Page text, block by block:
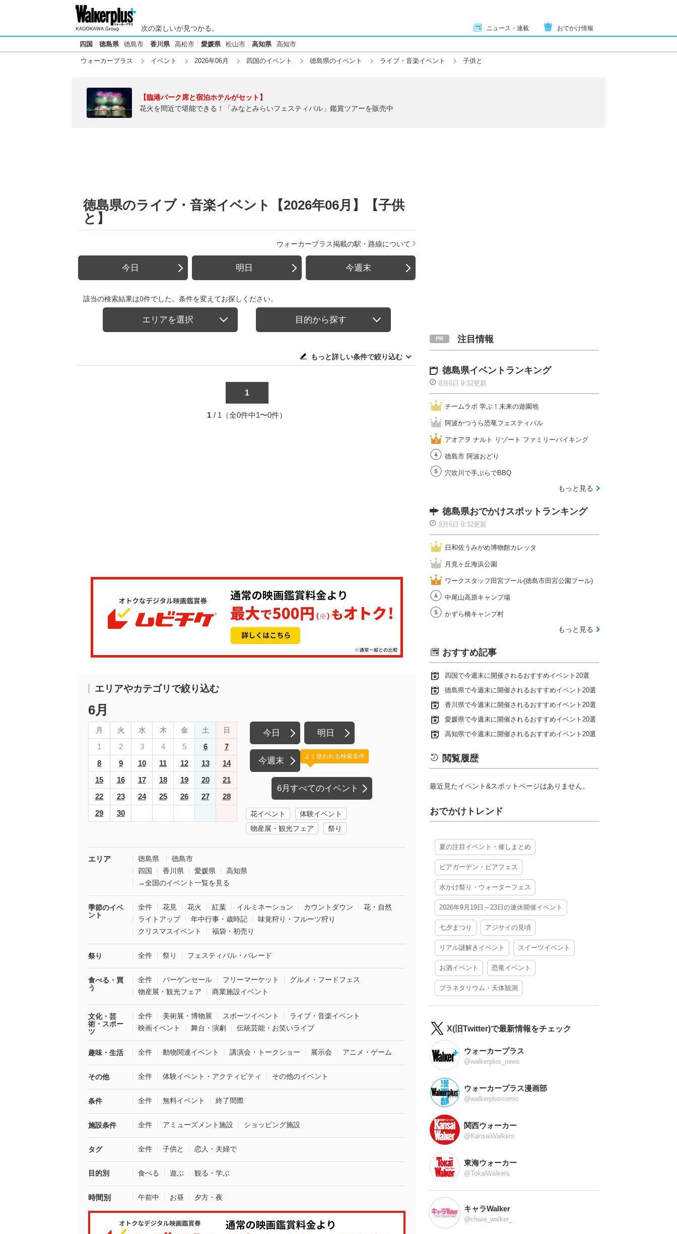
次の楽しいが見つかる。 ニュース・連載 おでかけ情報
四国 徳島県 徳島市 香川県 高松市 愛媛県 松山市 高知県 高知市
ウォーカープラス イベント 2026年06月 四国のイベント 徳島県のイベント ライブ・音楽イベント 子供と
【臨港パーク席と宿泊ホテルがセット】
花火を間近で堪能できる！「みなとみらいフェスティバル」鑑賞ツアーを販売中
徳島県のライブ・音楽イベント【2026年06月】【子供
と】
ウォーカープラス掲載の駅・路線について
今日 明日 今週末
該当の検索結果は0件でした。条件を変えてお探しください。
エリアを選択 目的から探す
もっと詳しい条件で絞り込む
1
1 / 1（全0件中1〜0件）
エリアやカテゴリで絞り込む
6月
月 火 水 木 金 土 日
1 2 3 4 5 6
7
8
9 10 11 12 13
14
15
16 17 18 19 20
21
22
23 24 25 26 27
28
29
30
今日 明日
今週末
6月すべてのイベント
よく使われる検索条件
花イベント
体験イベント
物産展・観光フェア
祭り
エリア 徳島県
徳島市
四国
香川県 愛媛県
高知県
→全国のイベント一覧を見る
季節のイベ
ント
全件 花見 花火 紅葉 イルミネーション カウントダウン
花・自然
ライトアップ
年中行事・歳時記
味覚狩り・フルーツ狩り
クリスマスイベント
福袋・初売り
祭り 全件 祭り フェスティバル・パレード
食べる・買
う
全件 バーゲンセール フリーマーケット
グルメ・フードフェス
物産展・観光フェア
商業施設イベント
文化・芸
術・スポー
ツ
全件 美術展・博物展 スポーツイベント
ライブ・音楽イベント
映画イベント
舞台・演劇 伝統芸能・お笑いライブ
趣味・生活 全件 動物関連イベント 講演会・トークショー 展示会 アニメ・ゲーム
その他 全件 体験イベント・アクティビティ その他のイベント
条件 全件 無料イベント 終了間際
施設条件 全件 アミューズメント施設 ショッピング施設
タグ 全件 子供と 恋人・夫婦で
目的別 食べる 遊ぶ 観る・学ぶ
時間別 午前中 お昼 夕方・夜
注目情報
徳島県イベントランキング
8月6日 9:32更新
チームラボ 学ぶ！未来の遊園地
阿波かつうら恐竜フェスティバル
アオアヲ ナルト リゾート ファミリーバイキング
徳島市 阿波おどり
穴吹川で手ぶらでBBQ
もっと見る
徳島県おでかけスポットランキング
8月6日 9:32更新
日和佐うみがめ博物館カレッタ
月見ヶ丘海浜公園
ワークスタッフ田宮プール(徳島市田宮公園プール)
中尾山高原キャンプ場
かずら橋キャンプ村
もっと見る
おすすめ記事
四国で今週末に開催されるおすすめイベント20選
徳島県で今週末に開催されるおすすめイベント20選
香川県で今週末に開催されるおすすめイベント20選
愛媛県で今週末に開催されるおすすめイベント20選
高知県で今週末に開催されるおすすめイベント20選
閲覧履歴
最近見たイベント&スポットページはありません。
おでかけトレンド
夏の注目イベント・催しまとめ
ビアガーデン・ビアフェス
水かけ祭り・ウォーターフェス
2026年9月19日～23日の連休開催イベント
七夕まつり アジサイの見頃
リアル謎解きイベント スイーツイベント
お酒イベント 恐竜イベント
プラネタリウム・天体観測
X(旧Twitter)で最新情報をチェック
ウォーカープラス
@walkerplus_news
ウォーカープラス漫画部
@walkerpluscomic
関西ウォーカー
@KansaiWalkers
東海ウォーカー
@TokaiWalkers
キャラWalker
@chara_walker_